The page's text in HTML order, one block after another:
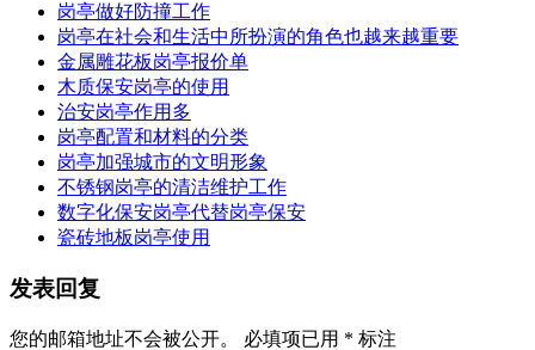
岗亭做好防撞工作
岗亭在社会和生活中所扮演的角色也越来越重要
金属雕花板岗亭报价单
木质保安岗亭的使用
治安岗亭作用多
岗亭配置和材料的分类
岗亭加强城市的文明形象
不锈钢岗亭的清洁维护工作
数字化保安岗亭代替岗亭保安
瓷砖地板岗亭使用
发表回复
您的邮箱地址不会被公开。 必填项已用 * 标注